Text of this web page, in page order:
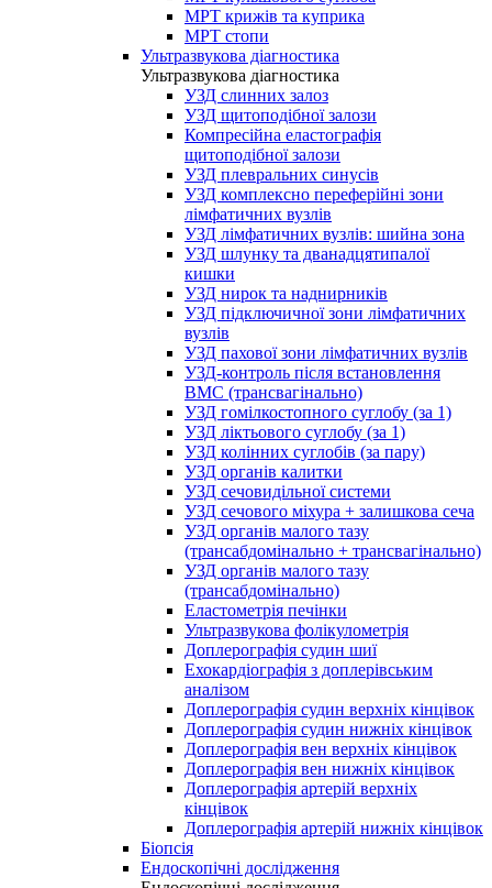
МРТ крижів та куприка
МРТ стопи
Ультразвукова діагностика
Ультразвукова діагностика
УЗД слинних залоз
УЗД щитоподібної залози
Компресійна еластографія
щитоподібної залози
УЗД плевральних синусів
УЗД комплексно переферійні зони
лімфатичних вузлів
УЗД лімфатичних вузлів: шийна зона
УЗД шлунку та дванадцятипалої
кишки
УЗД нирок та наднирників
УЗД підключичної зони лімфатичних
вузлів
УЗД пахової зони лімфатичних вузлів
УЗД-контроль після встановлення
ВМС (трансвагінально)
УЗД гомілкостопного суглобу (за 1)
УЗД ліктьового суглобу (за 1)
УЗД колінних суглобів (за пару)
УЗД органів калитки
УЗД сечовидільної системи
УЗД сечового міхура + залишкова сеча
УЗД органів малого тазу
(трансабдомінально + трансвагінально)
УЗД органів малого тазу
(трансабдомінально)
Еластометрія печінки
Ультразвукова фолікулометрія
Доплерографія судин шиї
Ехокардіографія з доплерівським
аналізом
Доплерографія судин верхніх кінцівок
Доплерографія судин нижніх кінцівок
Доплерографія вен верхніх кінцівок
Доплерографія вен нижніх кінцівок
Доплерографія артерій верхніх
кінцівок
Доплерографія артерій нижніх кінцівок
Біопсія
Ендоскопічні дослідження